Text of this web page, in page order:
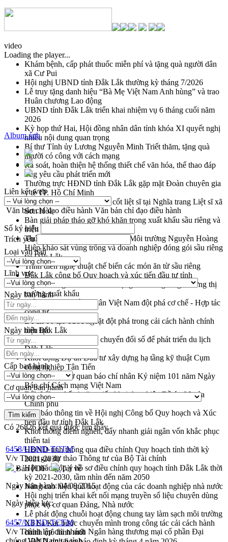
video
Loading the player...
Khám bệnh, cấp phát thuốc miễn phí và tặng quà người dân
xã Cư Pui
Hội nghị UBND tỉnh Đắk Lắk thường kỳ tháng 7/2026
Lễ truy tặng danh hiệu “Bà Mẹ Việt Nam Anh hùng” và trao
Huân chương Lao động
UBND tỉnh Đắk Lắk triển khai nhiệm vụ 6 tháng cuối năm
2026
Kỳ họp thứ Hai, Hội đồng nhân dân tỉnh khóa XI quyết nghị
nhiều nội dung quan trọng
Bí thư Tỉnh ủy Lương Nguyễn Minh Triết thăm, tặng quà
người có công với cách mạng
Rà soát, hoàn thiện hệ thống thiết chế văn hóa, thể thao đáp
ứng yêu cầu phát triển mới
Thường trực HĐND tỉnh Đắk Lắk gặp mặt Đoàn chuyên gia
y tế TP. Hồ Chí Minh
Lễ truy điệu và an táng hài cốt liệt sĩ tại Nghĩa trang Liệt sĩ xã
Sơn Hòa
Bàn giải pháp tháo gỡ khó khăn trong xuất khẩu sầu riêng và
triển khai quy định EUDR
Thứ trưởng Bộ Nông nghiệp và Môi trường Nguyễn Hoàng
Hiệp khảo sát vùng trồng và doanh nghiệp đóng gói sầu riêng
tại Đắk Lắk
Trình diễn nghệ thuật chế biến các món ăn từ sầu riêng
Đắk Lắk công bố Quy hoạch và xúc tiến đầu tư tỉnh
Ngành cá ngừ Đắk Lắk chủ động thích ứng để giữ vững thị
trường xuất khẩu
Diễn đàn Kinh tế tư nhân Việt Nam đột phá cơ chế - Hợp tác
công tư
Đề án 06 tạo bước ngoặt đột phá trong cải cách hành chính
tỉnh Đắk Lắk
Kết nối tour, đẩy mạnh chuyển đổi số để phát triển du lịch
Đắk Lắk
Khởi động Dự án Đầu tư xây dựng hạ tầng kỹ thuật Cụm
công nghiệp Tân Tiến
Gặp mặt các cơ quan báo chí nhân Kỷ niệm 101 năm Ngày
Báo chí Cách mạng Việt Nam
Đắk Lắk sơ kết 4 năm triển khai thực hiện Đề án 06 của
Chính phủ
Họp báo thông tin về Hội nghị Công bố Quy hoạch và Xúc
tiến đầu tư tỉnh Đắk Lắk
Khơi thông điểm nghẽn, đẩy nhanh giải ngân vốn khắc phục
thiên tai
HĐND tỉnh thông qua điều chỉnh Quy hoạch tỉnh thời kỳ
2021-2030
Hội thảo góp ý hồ sơ điều chỉnh quy hoạch tỉnh Đắk Lắk thời
kỳ 2021-2030, tầm nhìn đến năm 2050
Nâng cao hiệu quả hoạt động của các doanh nghiệp nhà nước
Hội nghị triển khai kết nối mạng truyền số liệu chuyên dùng
phục vụ cơ quan Đảng, Nhà nước
Lễ phát động chuỗi hoạt động chung tay làm sạch môi trường
Xã Ea Kar bước chuyển mình trong công tác cải cách hành
chính mô hình mới
Album ảnh
Liên kết web
Văn bản chỉ đạo điều hành Văn bản chỉ đạo điều hành
Số ký hiệu
Trích yếu
Loại văn bản
Lĩnh vực
Ngày ban hành
Ngày hiệu lực
Cấp ban hành
Cơ quan ban hành
Có 26826kết quả được tìm thấy
6458/UBND-TCTM
V/v Tham gia dự thảo Thông tư của Bộ Tài chính
Bản PDF
Tải về
Ngày ban hành:04/09/2015
Ngày hiệu lực:
6457/UBND-TCTM
V/v Thành lập chi nhánh Ngân hàng thương mại cổ phần Đại